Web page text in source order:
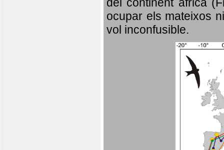
del continent africà
ocupar els mateixos
vol inconfusible.